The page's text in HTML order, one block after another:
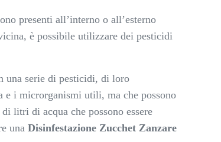
presenti all’interno o all’esterno
è possibile utilizzare dei pesticidi
una serie di pesticidi, di loro
e i microrganismi utili, ma che possono
litri di acqua che possono essere
una Disinfestazione Zucchet Zanzare